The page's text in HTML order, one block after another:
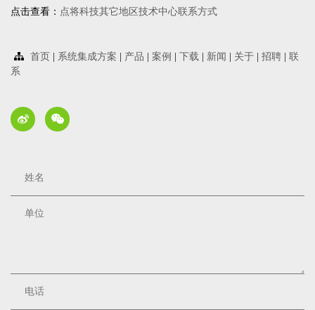
点击查看： 点将科技其它地区技术中心联系方式
首页 系统集成方案 产品 案例 下载 新闻 关于 招聘
联
系